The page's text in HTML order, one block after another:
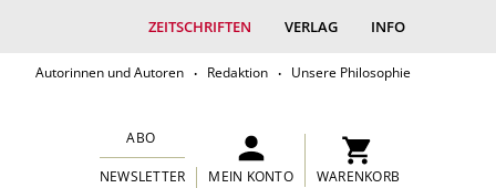
ZEITSCHRIFTEN VERLAG INFO
Autorinnen und Autoren Redaktion Unsere Philosophie
ABO
NEWSLETTER MEIN KONTO WARENKORB